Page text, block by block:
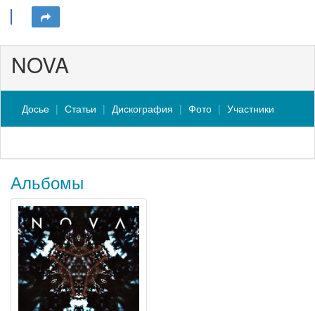
NOVA
Досье Статьи Дискография Фото Участники
Альбомы